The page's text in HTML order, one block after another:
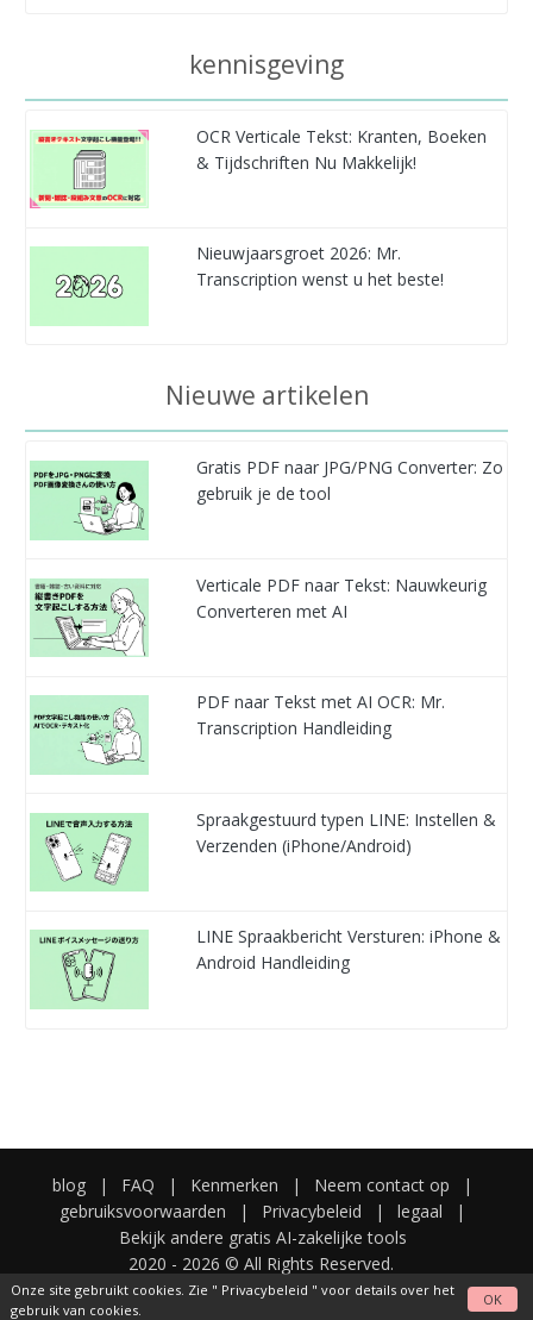
kennisgeving
OCR Verticale Tekst: Kranten, Boeken
& Tijdschriften Nu Makkelijk!
Nieuwjaarsgroet 2026: Mr.
Transcription wenst u het beste!
Nieuwe artikelen
Gratis PDF naar JPG/PNG Converter: Zo
gebruik je de tool
Verticale PDF naar Tekst: Nauwkeurig
Converteren met AI
PDF naar Tekst met AI OCR: Mr.
Transcription Handleiding
Spraakgestuurd typen LINE: Instellen &
Verzenden (iPhone/Android)
LINE Spraakbericht Versturen: iPhone &
Android Handleiding
blog | FAQ | Kenmerken | Neem contact op
|
gebruiksvoorwaarden
| Privacybeleid | legaal
|
Bekijk andere gratis AI-zakelijke tools
2020 - 2026 © All Rights Reserved.
Onze site gebruikt cookies. Zie " Privacybeleid " voor details over het
gebruik van cookies.
OK